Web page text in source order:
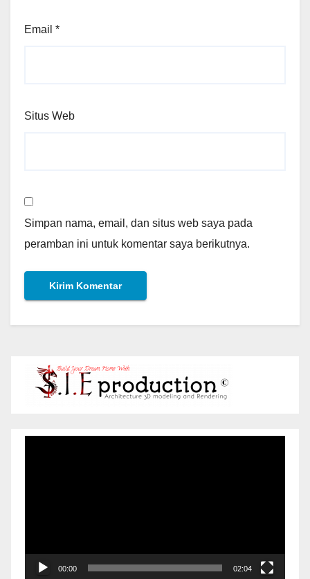
Email *
Situs Web
Simpan nama, email, dan situs web saya pada
peramban ini untuk komentar saya berikutnya.
00:00 02:04